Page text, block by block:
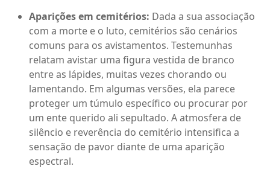
Aparições em cemitérios: Dada a sua associação
com a morte e o luto, cemitérios são cenários
comuns para os avistamentos. Testemunhas
relatam avistar uma figura vestida de branco
entre as lápides, muitas vezes chorando ou
lamentando. Em algumas versões, ela parece
proteger um túmulo específico ou procurar por
um ente querido ali sepultado. A atmosfera de
silêncio e reverência do cemitério intensifica a
sensação de pavor diante de uma aparição
espectral.